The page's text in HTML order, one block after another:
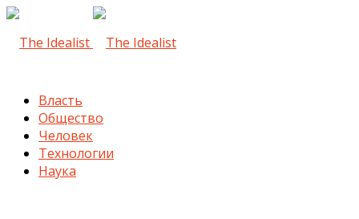
Власть
Общество
Человек
Технологии
Наука